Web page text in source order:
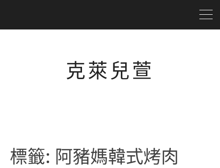
克萊兒萱
標籤: 阿豬媽韓式烤肉